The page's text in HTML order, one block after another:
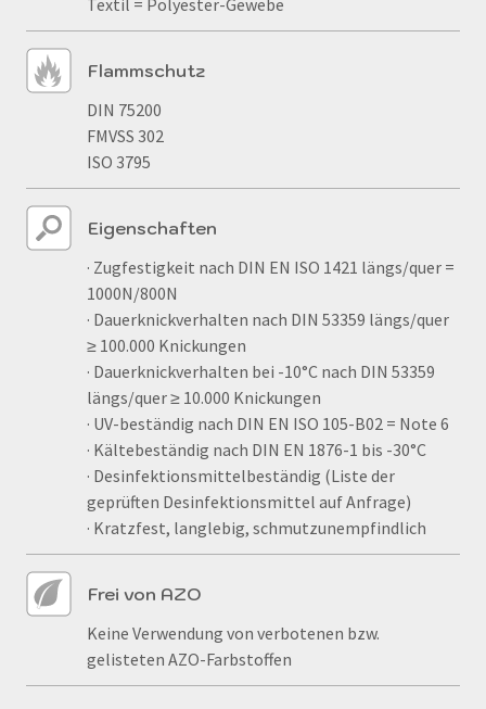
Textil = Polyester-Gewebe
Flammschutz
DIN 75200
FMVSS 302
ISO 3795
Eigenschaften
· Zugfestigkeit nach DIN EN ISO 1421 längs/quer =
1000N/800N
· Dauerknickverhalten nach DIN 53359 längs/quer
≥ 100.000 Knickungen
· Dauerknickverhalten bei -10°C nach DIN 53359
längs/quer ≥ 10.000 Knickungen
· UV-beständig nach DIN EN ISO 105-B02 = Note 6
· Kältebeständig nach DIN EN 1876-1 bis -30°C
· Desinfektionsmittelbeständig (Liste der
geprüften Desinfektionsmittel auf Anfrage)
· Kratzfest, langlebig, schmutzunempfindlich
Frei von AZO
Keine Verwendung von verbotenen bzw.
gelisteten AZO-Farbstoffen